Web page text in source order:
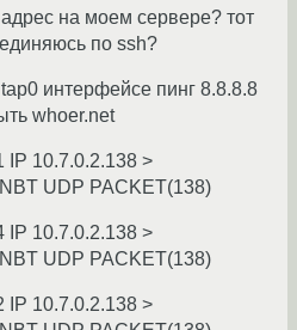
на моем сервере? тот
по ssh?
интерфейсе пинг 8.8.8.8
whoer.net
IP 10.7.0.2.138 >
UDP PACKET(138)
IP 10.7.0.2.138 >
UDP PACKET(138)
IP 10.7.0.2.138 >